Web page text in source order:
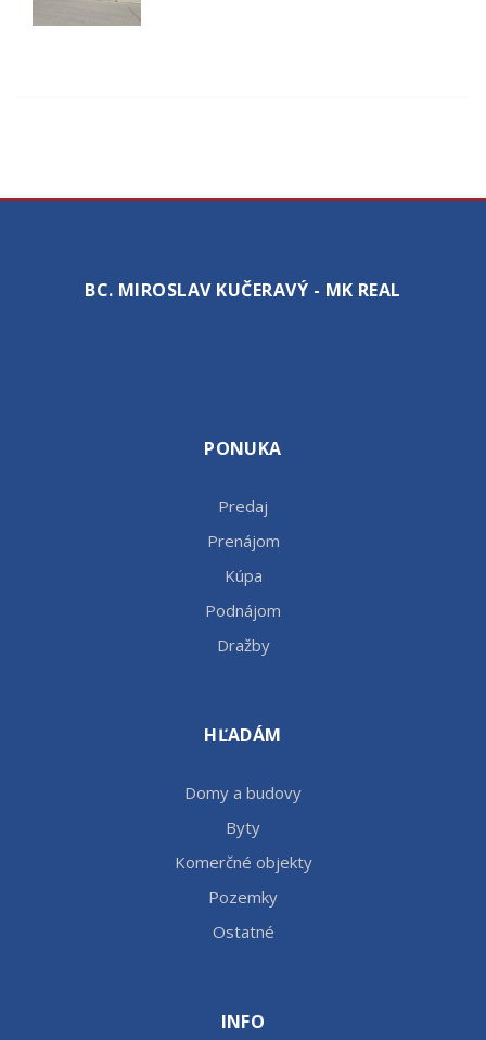
BC. MIROSLAV KUČERAVÝ - MK REAL
PONUKA
Predaj
Prenájom
Kúpa
Podnájom
Dražby
HĽADÁM
Domy a budovy
Byty
Komerčné objekty
Pozemky
Ostatné
INFO